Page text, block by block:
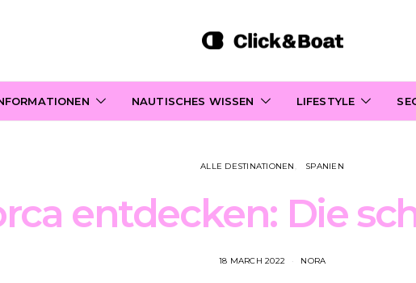
NAUTISCHES WISSEN LIFESTYLE
ALLE DESTINATIONEN SPANIEN
entdecken: Die
18 MARCH 2022 NORA